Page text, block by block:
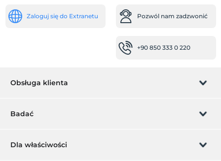
Zaloguj się do Extranetu Pozwól nam zadzwonić
+90 850 333 0 220
Obsługa klienta
Zarządzanie rezerwacją
Badać
Karta podarunkowa
Dla właściwości